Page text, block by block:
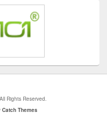
Rights Reserved.
Catch Themes